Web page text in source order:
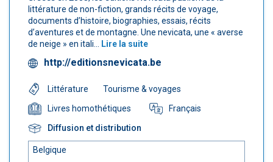
littérature de non-fiction, grands récits de voyage,
documents d’histoire, biographies, essais, récits
d’aventures et de montagne. Une nevicata, une « averse
de neige » en itali...
Lire la suite
http://editionsnevicata.be
Littérature
Tourisme & voyages
Livres homothétiques
Français
Diffusion et distribution
Belgique